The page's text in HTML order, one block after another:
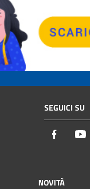
SEGUICI SU
Facebook
NOVITÀ